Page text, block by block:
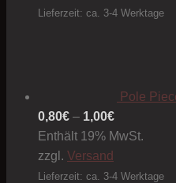
Lieferzeit: ca. 3-4 Werktage
Pole
0,80€ – 1,00€
0,80€
1,00€
Enthält 19% MwSt.
zzgl. Versand
Lieferzeit: ca. 3-4 Werktage